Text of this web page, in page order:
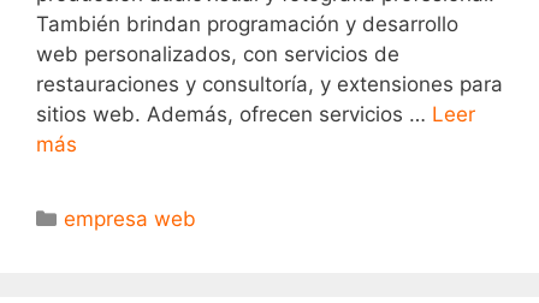
También brindan programación y desarrollo
web personalizados, con servicios de
restauraciones y consultoría, y extensiones para
sitios web. Además, ofrecen servicios … Leer
más
empresa web